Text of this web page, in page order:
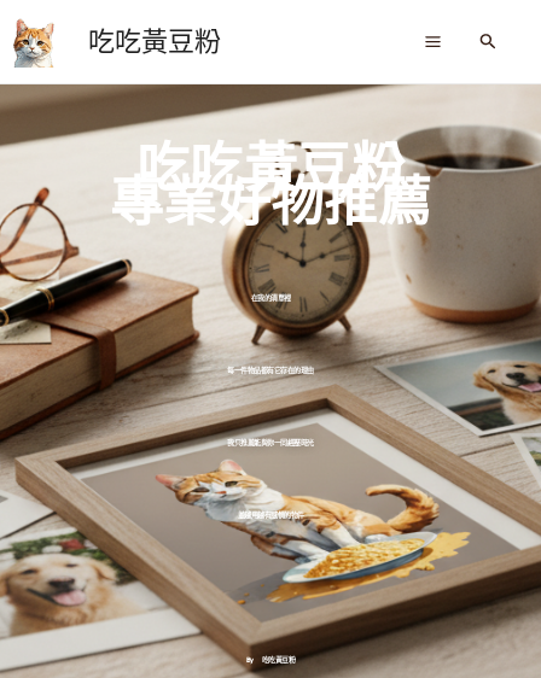
至
主
要
吃吃黃豆粉
搜
吃吃黃豆粉
專業好物推薦
在我的清單裡
每一件物品都有它存在的理由
我只推薦能與你一同經歷時光
並越用越有感情的物件
By 吃吃黃豆粉